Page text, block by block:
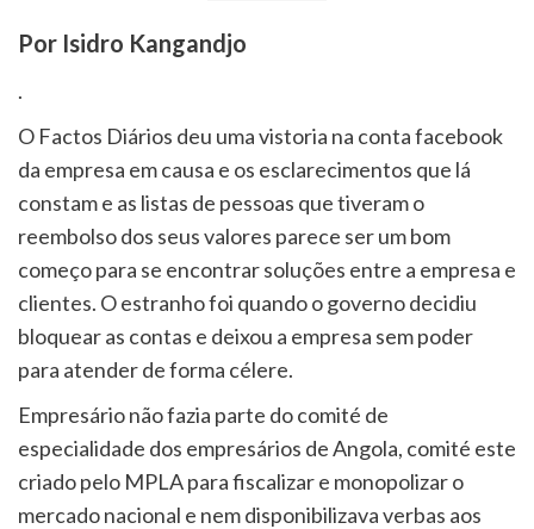
Por Isidro Kangandjo
.
O Factos Diários deu uma vistoria na conta facebook
da empresa em causa e os esclarecimentos que lá
constam e as listas de pessoas que tiveram o
reembolso dos seus valores parece ser um bom
começo para se encontrar soluções entre a empresa e
clientes. O estranho foi quando o governo decidiu
bloquear as contas e deixou a empresa sem poder
para atender de forma célere.
Empresário não fazia parte do comité de
especialidade dos empresários de Angola, comité este
criado pelo MPLA para fiscalizar e monopolizar o
mercado nacional e nem disponibilizava verbas aos